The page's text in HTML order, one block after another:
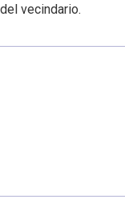
del vecindario.